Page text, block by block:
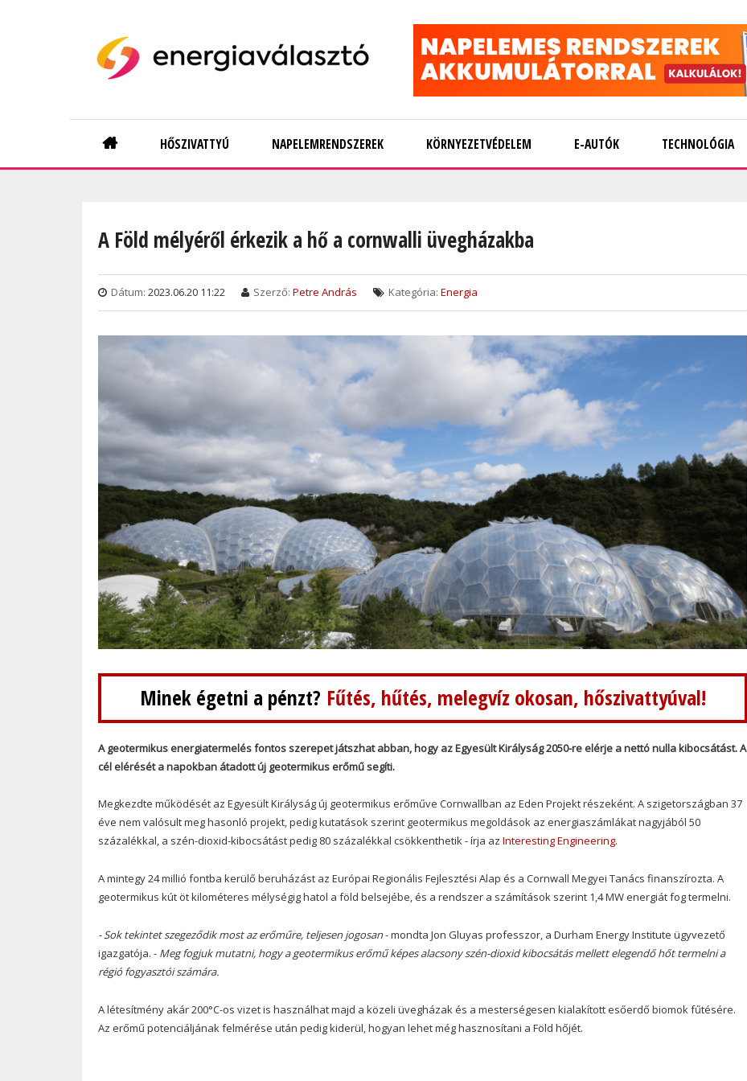
Main
navigation
HŐSZIVATTYÚ NAPELEMRENDSZEREK KÖRNYEZETVÉDELEM E-AUTÓK TECHNOLÓGIA
A Föld mélyéről érkezik a hő a cornwalli üvegházakba
Dátum: 2023.06.20 11:22 Szerző: Petre András Kategória: Energia
Minek égetni a pénzt? Fűtés, hűtés, melegvíz okosan, hőszivattyúval!
A geotermikus energiatermelés fontos szerepet játszhat abban, hogy az Egyesült Királyság 2050-re elérje a nettó nulla kibocsátást. A
cél elérését a napokban átadott új geotermikus erőmű segíti.
Megkezdte működését az Egyesült Királyság új geotermikus erőműve Cornwallban az Eden Projekt részeként. A szigetországban 37
éve nem valósult meg hasonló projekt, pedig kutatások szerint geotermikus megoldások az energiaszámlákat nagyjából 50
százalékkal, a szén-dioxid-kibocsátást pedig 80 százalékkal csökkenthetik - írja az Interesting Engineering.
A mintegy 24 millió fontba kerülő beruházást az Európai Regionális Fejlesztési Alap és a Cornwall Megyei Tanács finanszírozta. A
geotermikus kút öt kilométeres mélységig hatol a föld belsejébe, és a rendszer a számítások szerint 1,4 MW energiát fog termelni.
- Sok tekintet szegeződik most az erőműre, teljesen jogosan- mondta Jon Gluyas professzor, a Durham Energy Institute ügyvezető
igazgatója. - Meg fogjuk mutatni, hogy a geotermikus erőmű képes alacsony szén-dioxid kibocsátás mellett elegendő hőt termelni a
régió fogyasztói számára.
A létesítmény akár 200°C-os vizet is használhat majd a közeli üvegházak és a mesterségesen kialakított esőerdő biomok fűtésére.
Az erőmű potenciáljának felmérése után pedig kiderül, hogyan lehet még hasznosítani a Föld hőjét.